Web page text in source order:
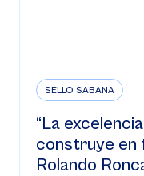
SELLO SABANA
“La
construye en
Rolando